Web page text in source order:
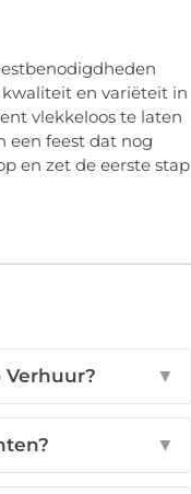
en variëteit in
vlekkeloos te laten
een feest dat nog
en zet de eerste stap
▼
▼